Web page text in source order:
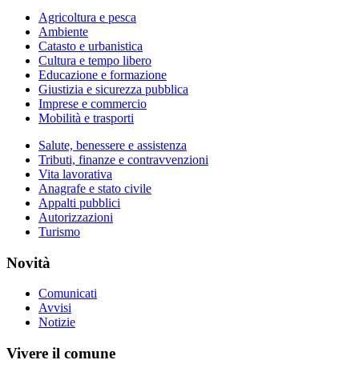
Agricoltura e pesca
Ambiente
Catasto e urbanistica
Cultura e tempo libero
Educazione e formazione
Giustizia e sicurezza pubblica
Imprese e commercio
Mobilità e trasporti
Salute, benessere e assistenza
Tributi, finanze e contravvenzioni
Vita lavorativa
Anagrafe e stato civile
Appalti pubblici
Autorizzazioni
Turismo
Novità
Comunicati
Avvisi
Notizie
Vivere il comune